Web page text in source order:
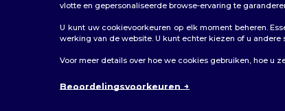
2026. Alle rechten voorbehouden
vlotte en gepersonaliseerde browse-ervaring te
U kunt uw cookievoorkeuren op elk moment beheren.
werking van de website. U kunt echter kiezen of u
Voor meer details over hoe we cookies gebruiken, hoe u
Beoordelingsvoorkeuren